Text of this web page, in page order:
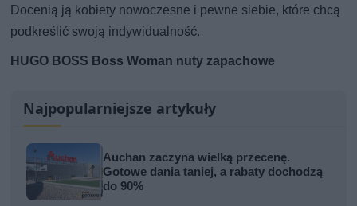
Docenią ją kobiety nowoczesne i pewne siebie, które chcą
podkreślić swoją indywidualność.
HUGO BOSS Boss Woman nuty zapachowe
Najpopularniejsze artykuły
Auchan zaczyna wielką przecenę.
Gotowe dania taniej, a rabaty dochodzą
do 90%